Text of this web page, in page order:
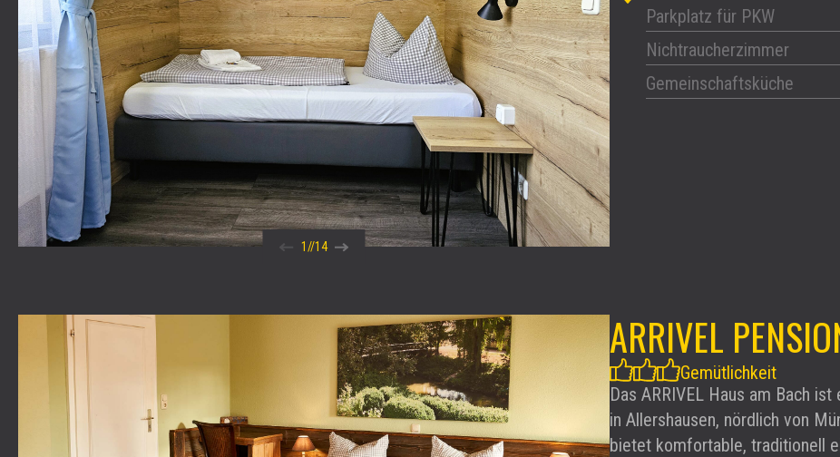
1//14
Parkplatz für PKW
Nichtraucherzimmer
Gemeinschaftsküche
ARRIVEL
Gemütlichkeit
Das ARRIVEL Haus am Bach
in Allershausen, nördlich von
bietet komfortable, traditionell